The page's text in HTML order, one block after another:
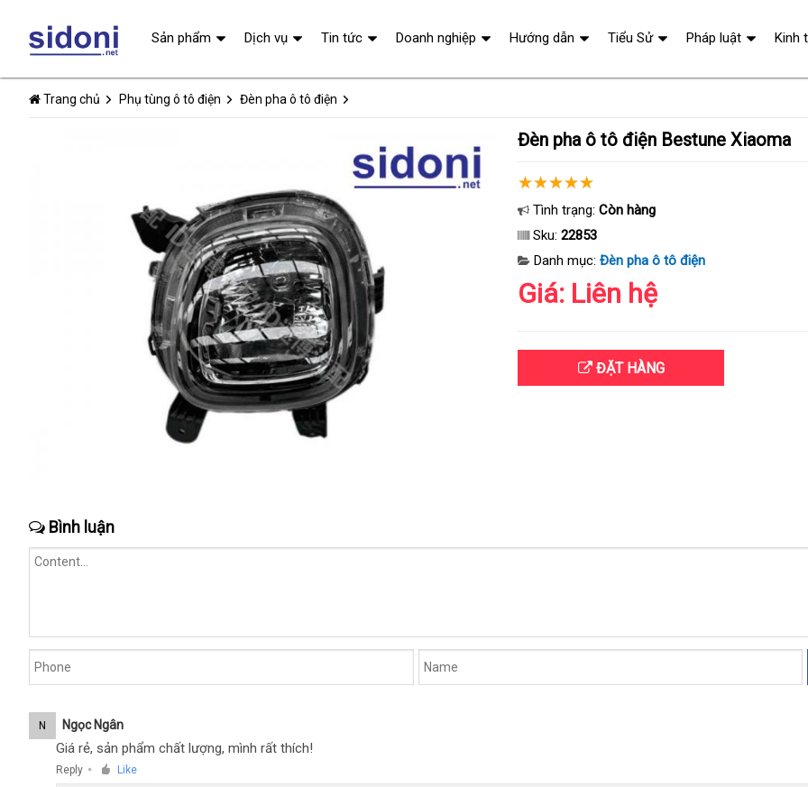
Trang chủ Phụ tùng ô tô điện Đèn pha ô tô điện
Đèn pha ô tô điện Bestune Xiaoma
Tình trạng: Còn hàng
Sku: 22853
Danh mục: Đèn pha ô tô điện
Giá: Liên hệ
ĐẶT HÀNG
Bình luận
N Ngọc Ngân
Giá rẻ, sản phẩm chất lượng, mình rất thích!
Reply ● Like
Sản phẩm Dịch vụ Tin tức Doanh nghiệp Hướng dẫn Tiểu Sử Pháp luật Kinh